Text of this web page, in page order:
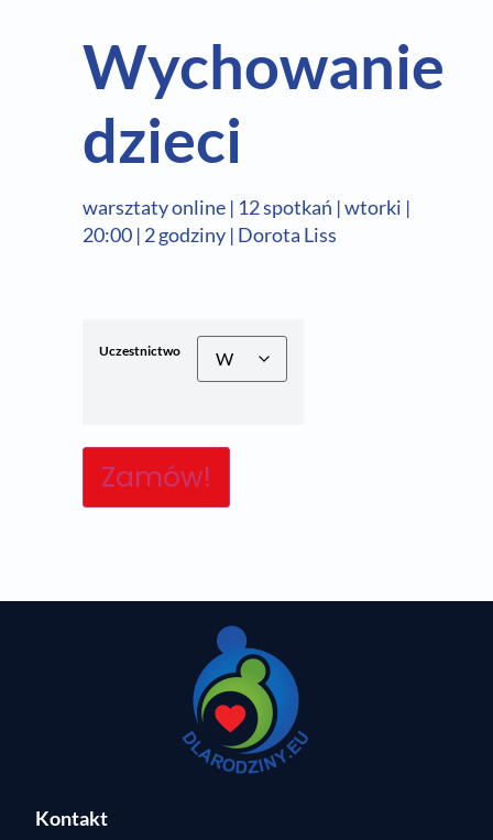
Wychowanie
dzieci
warsztaty online | 12 spotkań | wtorki |
20:00 | 2 godziny | Dorota Liss
Uczestnictwo
Zamów!
Kontakt